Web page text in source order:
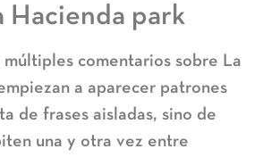
Hacienda park
múltiples comentarios sobre La
a aparecer patrones
de frases aisladas, sino de
una y otra vez entre